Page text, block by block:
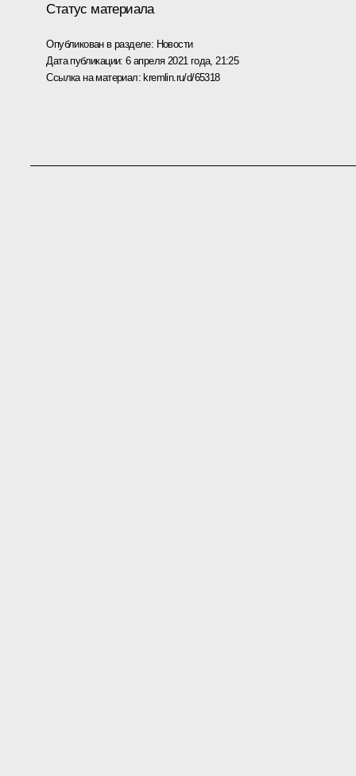
Статус материала
Опубликован в разделе: Новости
Дата публикации:6 апреля 2021 года, 21:25
Ссылка на материал: kremlin.ru/d/65318